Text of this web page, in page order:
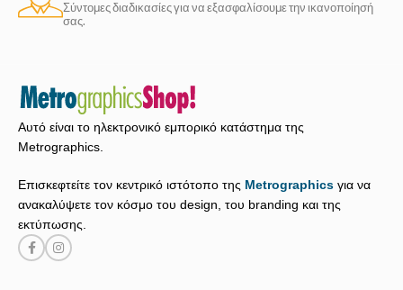
Σύντομες διαδικασίες για να εξασφαλίσουμε την ικανοποίησή
σας.
Αυτό είναι το ηλεκτρονικό εμπορικό κατάστημα της
Metrographics.
Επισκεφτείτε τον κεντρικό ιστότοπο της Metrographics για να
ανακαλύψετε τον κόσμο του design, του branding και της
εκτύπωσης.